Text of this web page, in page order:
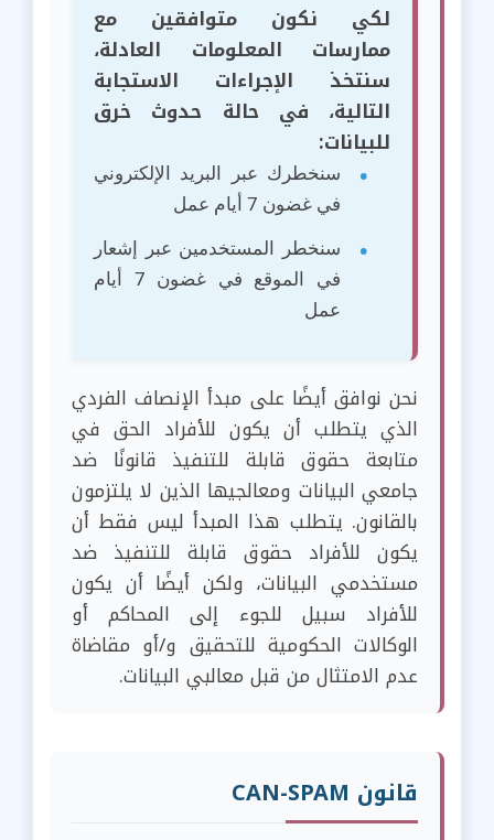
لكي نكون متوافقين مع
ممارسات المعلومات العادلة،
سنتخذ الإجراءات الاستجابة
التالية، في حالة حدوث خرق
للبيانات:
سنخطرك عبر البريد الإلكتروني
في غضون 7 أيام عمل
سنخطر المستخدمين عبر إشعار
في الموقع في غضون 7 أيام
عمل
نحن نوافق أيضًا على مبدأ الإنصاف الفردي
الذي يتطلب أن يكون للأفراد الحق في
متابعة حقوق قابلة للتنفيذ قانونًا ضد
جامعي البيانات ومعالجيها الذين لا يلتزمون
بالقانون. يتطلب هذا المبدأ ليس فقط أن
يكون للأفراد حقوق قابلة للتنفيذ ضد
مستخدمي البيانات، ولكن أيضًا أن يكون
للأفراد سبيل للجوء إلى المحاكم أو
الوكالات الحكومية للتحقيق و/أو مقاضاة
عدم الامتثال من قبل معالبي البيانات.
قانون CAN-SPAM